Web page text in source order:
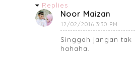
Replies
Noor Maizan
12/02/2016 3:30 PM
Singgah jangan tak
hahaha.